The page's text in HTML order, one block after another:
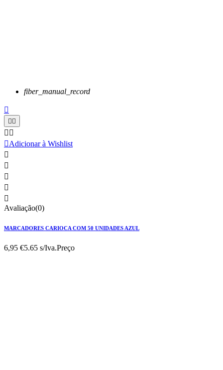
fiber_manual_record

 
 
Adicionar à Wishlist





Avaliação(0)
MARCADORES CARIOCA COM 50 UNIDADES AZUL
6,95 €5.65 s/Iva.Preço